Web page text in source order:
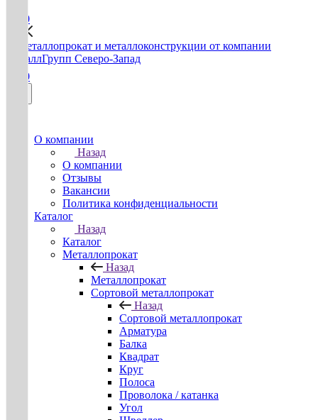
0
0
О компании
Назад
О компании
Отзывы
Вакансии
Политика конфиденциальности
Каталог
Назад
Каталог
Металлопрокат
Назад
Металлопрокат
Сортовой металлопрокат
Назад
Сортовой металлопрокат
Арматура
Балка
Квадрат
Круг
Полоса
Проволока / катанка
Угол